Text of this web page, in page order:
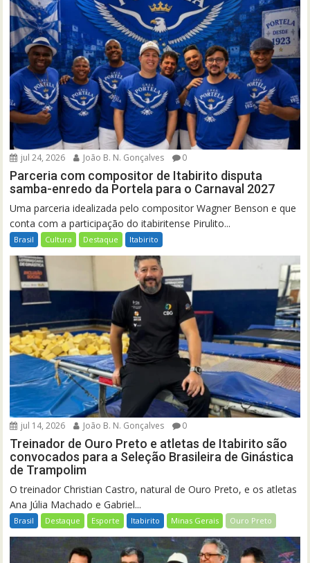
jul 24, 2026 João B. N. Gonçalves 0
Parceria com compositor de Itabirito disputa
samba-enredo da Portela para o Carnaval 2027
Uma parceria idealizada pelo compositor Wagner Benson e que
conta com a participação do itabiritense Pirulito...
Brasil Cultura Destaque Itabirito
jul 14, 2026 João B. N. Gonçalves 0
Treinador de Ouro Preto e atletas de Itabirito são
convocados para a Seleção Brasileira de Ginástica
de Trampolim
O treinador Christian Castro, natural de Ouro Preto, e os atletas
Ana Júlia Machado e Gabriel...
Brasil Destaque Esporte Itabirito Minas Gerais Ouro Preto